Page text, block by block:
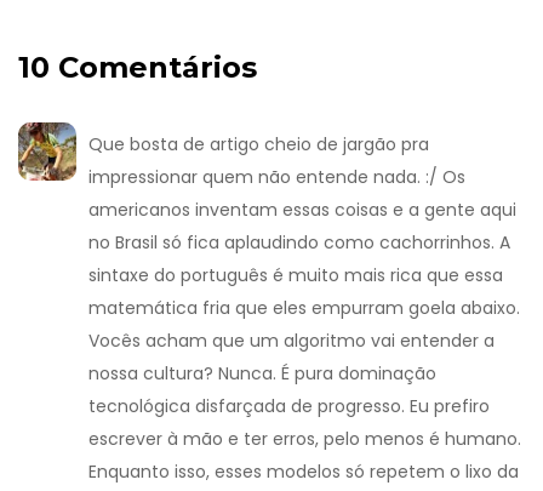
10 Comentários
Que bosta de artigo cheio de jargão pra
impressionar quem não entende nada. :/ Os
americanos inventam essas coisas e a gente aqui
no Brasil só fica aplaudindo como cachorrinhos. A
sintaxe do português é muito mais rica que essa
matemática fria que eles empurram goela abaixo.
Vocês acham que um algoritmo vai entender a
nossa cultura? Nunca. É pura dominação
tecnológica disfarçada de progresso. Eu prefiro
escrever à mão e ter erros, pelo menos é humano.
Enquanto isso, esses modelos só repetem o lixo da